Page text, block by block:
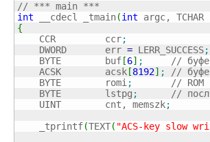
// *** main ***
int __cdecl _tmain(int argc, TCHAR
{
    CCR         ccr
;
    DWORD       err
= LERR_SUCCESS;
    BYTE        buf
[6] ;
//
    ACSK        acsk
[8192] ;
//
    BYTE        romi
;
//
    BYTE        lstpg
;
//
    UINT        cnt, memszk
;
    _tprintf
(TEXT( "ACS-key slow